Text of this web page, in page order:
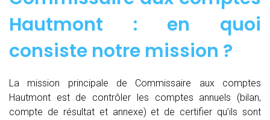
Hautmont : en quoi
consiste notre mission ?
La mission principale de Commissaire aux comptes
Hautmont est de contrôler les comptes annuels (bilan,
compte de résultat et annexe) et de certifier qu’ils sont